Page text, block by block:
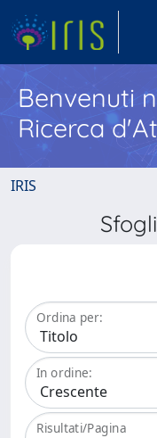
Benvenuti
Ricerca
IRIS
Ordina per:
In ordine:
Risultati/Pagina